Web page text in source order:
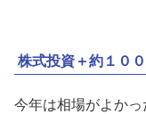
株式投資＋約１０
今年は相場がよか